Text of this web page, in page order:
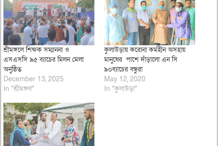
শ্রীমঙ্গলে শিক্ষক সম্মাননা ও
এসএসসি ৯৫ ব্যাচের মিলন মেলা
অনুষ্ঠিত
December 13, 2025
In "শ্রীমঙ্গল"
কুলাউড়ায় করোনা কর্মহীন অসহায়
মানুষের পাশে দাঁড়ালো এন সি
৯০ব্যাচের বন্ধুরা
May 12, 2020
In "কুলাউড়া"